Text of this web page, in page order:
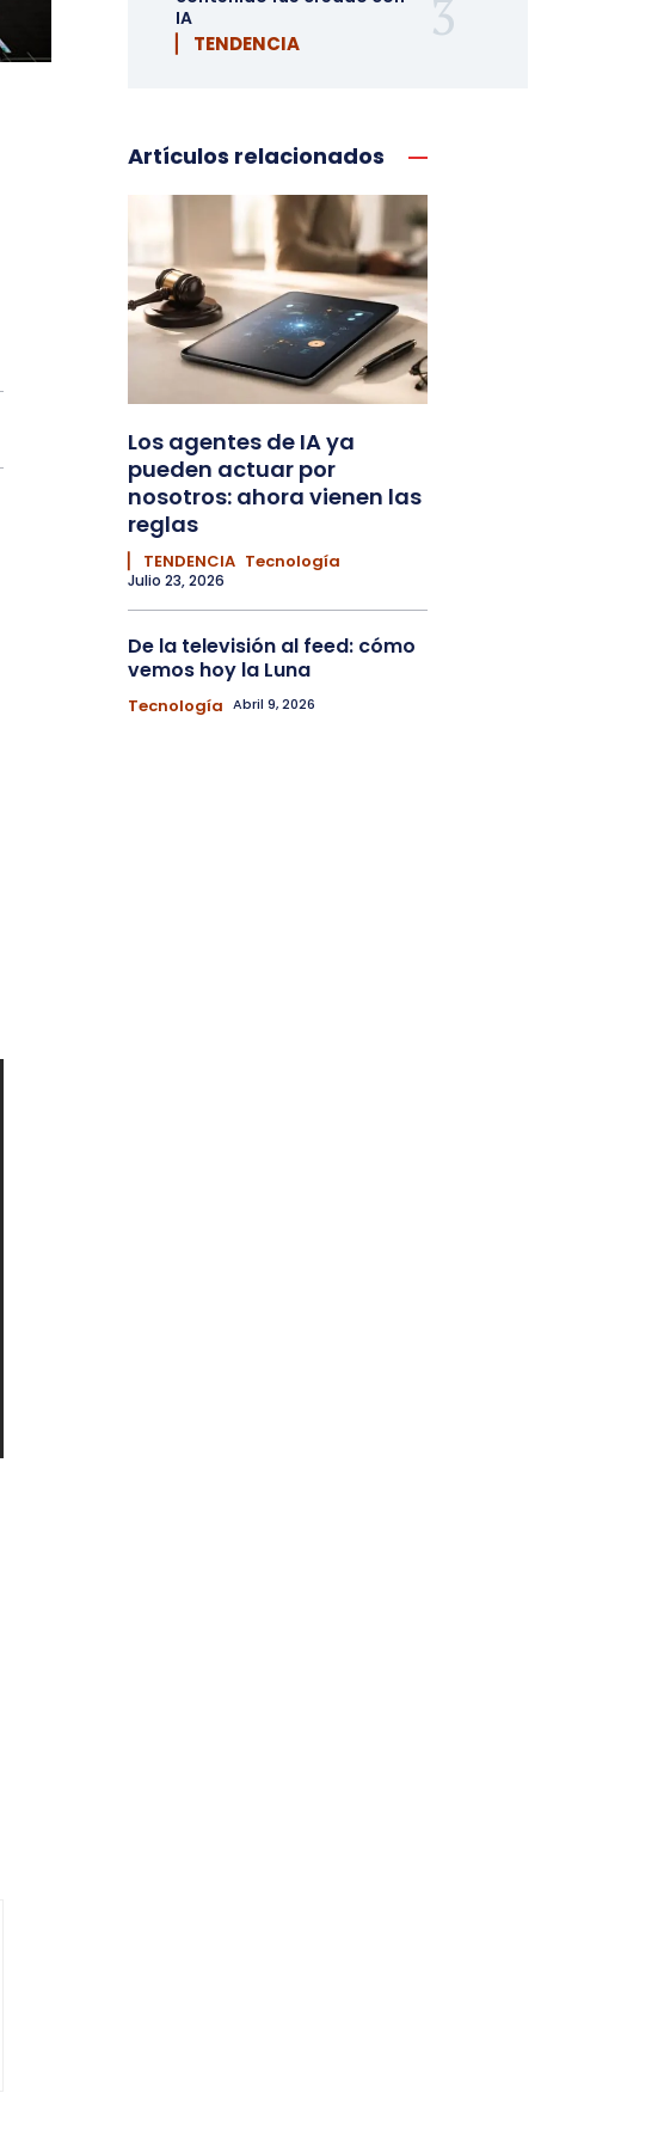
IA
▏ TENDENCIA
Artículos relacionados
Los agentes de IA ya
pueden actuar por
nosotros: ahora vienen las
reglas
▏ TENDENCIA Tecnología
Julio 23, 2026
De la televisión al feed: cómo
vemos hoy la Luna
Tecnología Abril 9, 2026